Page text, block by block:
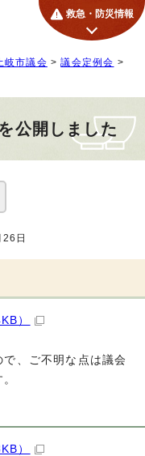
救急・防災情報
岐市議会 >議会定例会 >
公開しました
日
）
、ご不明な点は議会
）